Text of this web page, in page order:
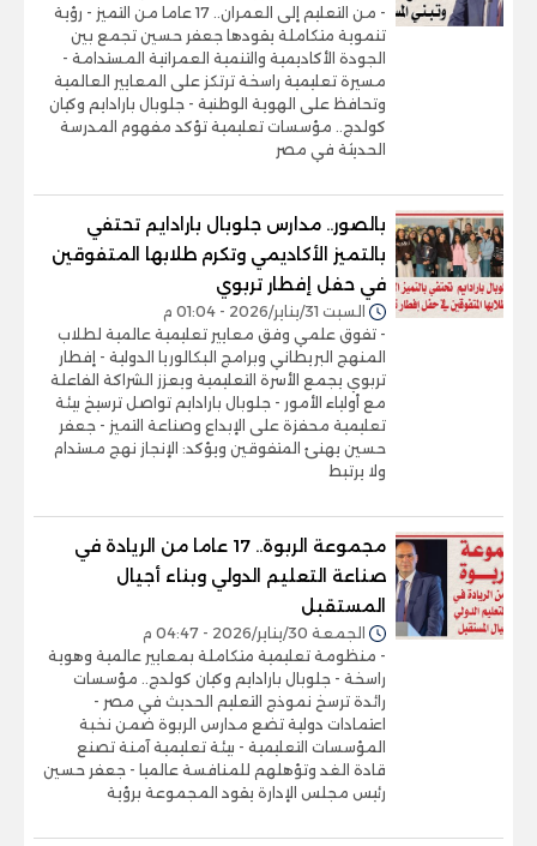
- من التعليم إلى العمران.. 17 عاما من التميز - رؤية
تنموية متكاملة يقودها جعفر حسين تجمع بين
الجودة الأكاديمية والتنمية العمرانية المستدامة -
مسيرة تعليمية راسخة ترتكز على المعايير العالمية
وتحافظ على الهوية الوطنية - جلوبال بارادايم وكيان
كولدج.. مؤسسات تعليمية تؤكد مفهوم المدرسة
الحديثة في مصر
بالصور.. مدارس جلوبال بارادايم تحتفي
بالتميز الأكاديمي وتكرم طلابها المتفوقين
في حفل إفطار تربوي
السبت 31/يناير/2026 - 01:04 م
- تفوق علمي وفق معايير تعليمية عالمية لطلاب
المنهج البريطاني وبرامج البكالوريا الدولية - إفطار
تربوي يجمع الأسرة التعليمية ويعزز الشراكة الفاعلة
مع أولياء الأمور - جلوبال بارادايم تواصل ترسيخ بيئة
تعليمية محفزة على الإبداع وصناعة التميز - جعفر
حسين يهنئ المتفوقين ويؤكد: الإنجاز نهج مستدام
ولا يرتبط
مجموعة الربوة.. 17 عاما من الريادة في
صناعة التعليم الدولي وبناء أجيال
المستقبل
الجمعة 30/يناير/2026 - 04:47 م
- منظومة تعليمية متكاملة بمعايير عالمية وهوية
راسخة - جلوبال بارادايم وكيان كولدج.. مؤسسات
رائدة ترسخ نموذج التعليم الحديث في مصر -
اعتمادات دولية تضع مدارس الربوة ضمن نخبة
المؤسسات التعليمية - بيئة تعليمية آمنة تصنع
قادة الغد وتؤهلهم للمنافسة عالميا - جعفر حسين
رئيس مجلس الإدارة يقود المجموعة برؤية